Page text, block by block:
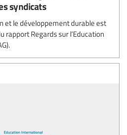
syndicats
et le développement durable est
rapport Regards sur l’Education